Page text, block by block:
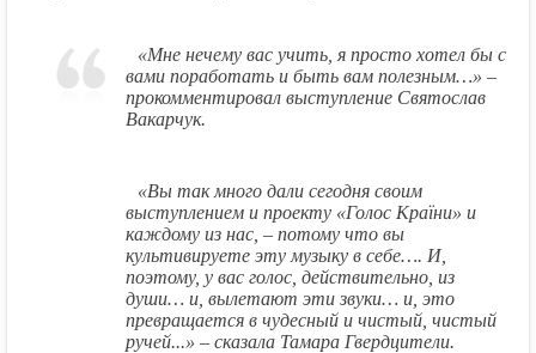
«Мне нечему вас учить, я просто хотел бы с
вами поработать и быть вам полезным…» –
прокомментировал выступление Святослав
Вакарчук.
«Вы так много дали сегодня своим
выступлением и проекту «Голос Країни» и
каждому из нас, – потому что вы
культивируете эту музыку в себе…. И,
поэтому, у вас голос, действительно, из
души… и, вылетают эти звуки… и, это
превращается в чудесный и чистый, чистый
ручей...» – сказала Тамара Гвердцители.